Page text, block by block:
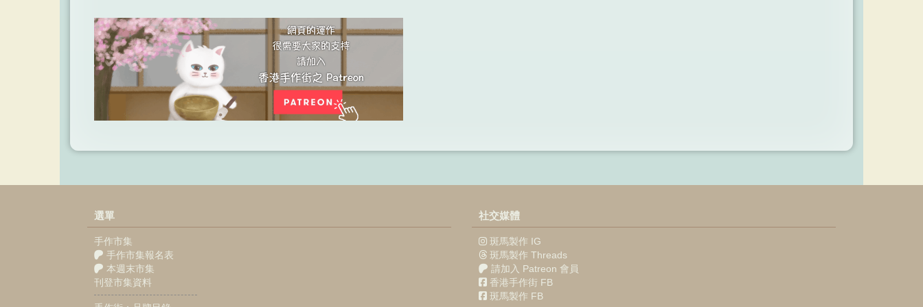
選單
手作市集
手作市集報名表
本週末市集
刊登市集資料
社交媒體
斑馬製作 IG
斑馬製作 Threads
請加入 Patreon 會員
香港手作街 FB
斑馬製作 FB